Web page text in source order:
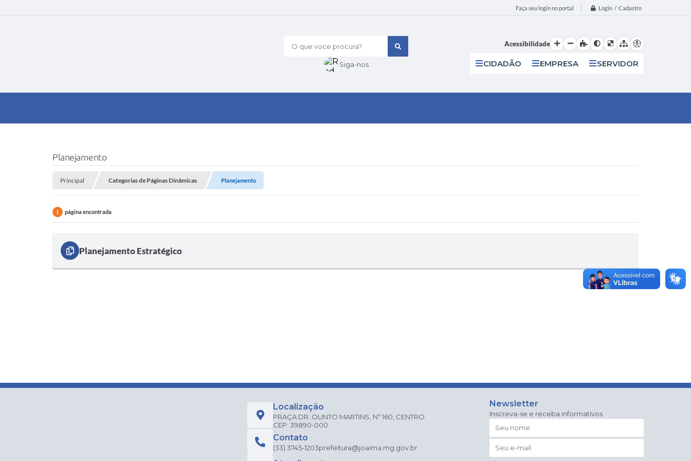
Faça seu login no portal Login / Cadastro
O que voce procura?
Siga-nos
Acessibilidade
CIDADÃO EMPRESA SERVIDOR
Planejamento
Principal Categorias de Páginas Dinâmicas Planejamento
1 página encontrada
Planejamento Estratégico
Localização
PRAÇA DR. OLINTO MARTINS, Nº 160, CENTRO
CEP: 39890-000
Contato
(33) 3745-1203prefeitura@joaima.mg.gov.br
Newsletter
Inscreva-se e receba informativos